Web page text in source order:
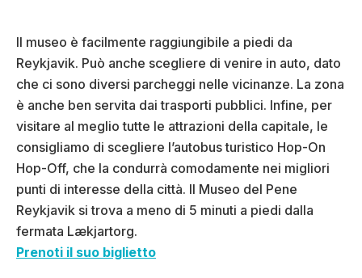
Il museo è facilmente raggiungibile a piedi da
Reykjavik. Può anche scegliere di venire in auto, dato
che ci sono diversi parcheggi nelle vicinanze. La zona
è anche ben servita dai trasporti pubblici. Infine, per
visitare al meglio tutte le attrazioni della capitale, le
consigliamo di scegliere l’autobus turistico Hop-On
Hop-Off, che la condurrà comodamente nei migliori
punti di interesse della città. Il Museo del Pene
Reykjavik si trova a meno di 5 minuti a piedi dalla
fermata Lækjartorg.
Prenoti il suo biglietto